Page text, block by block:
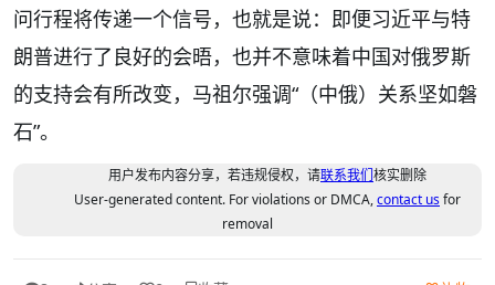
问行程将传递一个信号，也就是说：即便习近平与特
朗普进行了良好的会晤，也并不意味着中国对俄罗斯
的支持会有所改变，马祖尔强调“（中俄）关系坚如磐
石”。
用户发布内容分享，若违规侵权，请联系我们核实删除
User-generated content. For violations or DMCA,contact usfor
removal